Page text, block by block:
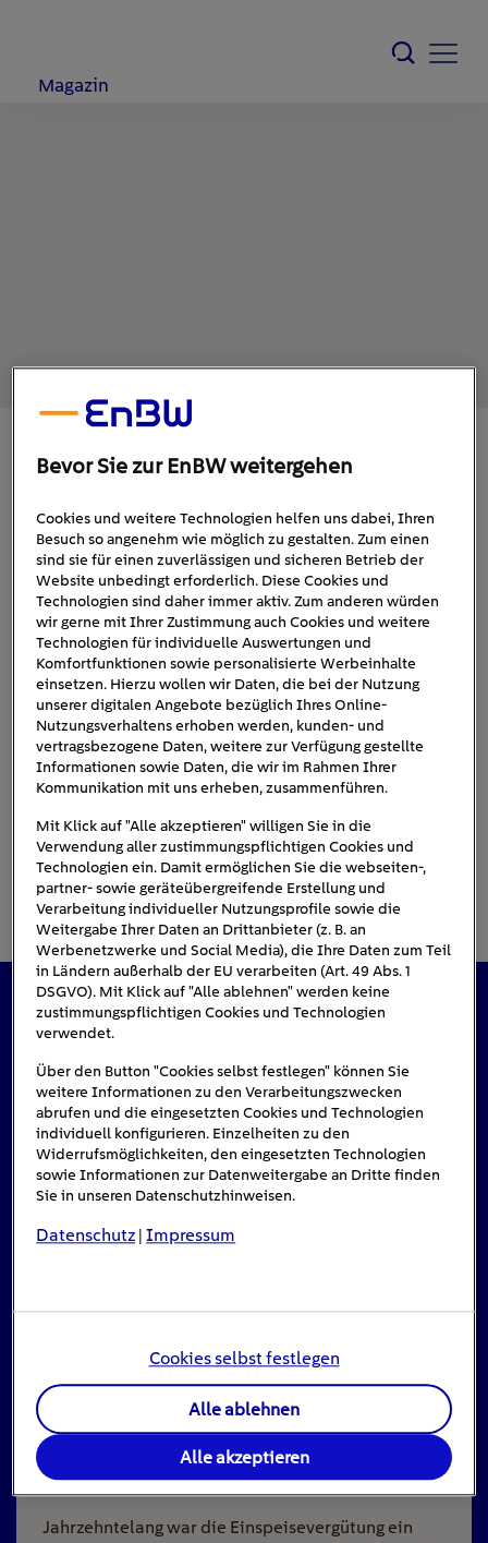
Magazin
7. Juni 2021 1min
toyota-elektroautos-
uebersicht
Das könnte Sie auch interessieren
#Solarenergie
Einspeisevergütung für Photovoltaik-
Anlagen
8min
Jahrzehntelang war die Einspeisevergütung ein
Bevor Sie zur EnBW weitergehen
Cookies und weitere Technologien helfen uns dabei, Ihren
Besuch so angenehm wie möglich zu gestalten. Zum einen
sind sie für einen zuverlässigen und sicheren Betrieb der
Website unbedingt erforderlich. Diese Cookies und
Technologien sind daher immer aktiv. Zum anderen würden
wir gerne mit Ihrer Zustimmung auch Cookies und weitere
Technologien für individuelle Auswertungen und
Komfortfunktionen sowie personalisierte Werbeinhalte
einsetzen. Hierzu wollen wir Daten, die bei der Nutzung
unserer digitalen Angebote bezüglich Ihres Online-
Nutzungsverhaltens erhoben werden, kunden- und
vertragsbezogene Daten, weitere zur Verfügung gestellte
Informationen sowie Daten, die wir im Rahmen Ihrer
Kommunikation mit uns erheben, zusammenführen.
Mit Klick auf "Alle akzeptieren" willigen Sie in die
Verwendung aller zustimmungspflichtigen Cookies und
Technologien ein. Damit ermöglichen Sie die webseiten-,
partner- sowie geräteübergreifende Erstellung und
Verarbeitung individueller Nutzungsprofile sowie die
Weitergabe Ihrer Daten an Drittanbieter (z. B. an
Werbenetzwerke und Social Media), die Ihre Daten zum Teil
in Ländern außerhalb der EU verarbeiten (Art. 49 Abs. 1
DSGVO). Mit Klick auf "Alle ablehnen" werden keine
zustimmungspflichtigen Cookies und Technologien
verwendet.
Über den Button "Cookies selbst festlegen" können Sie
weitere Informationen zu den Verarbeitungszwecken
abrufen und die eingesetzten Cookies und Technologien
individuell konfigurieren. Einzelheiten zu den
Widerrufsmöglichkeiten, den eingesetzten Technologien
sowie Informationen zur Datenweitergabe an Dritte finden
Sie in unseren Datenschutzhinweisen.
Datenschutz |Impressum
Cookies selbst festlegen
Alle ablehnen
Alle akzeptieren